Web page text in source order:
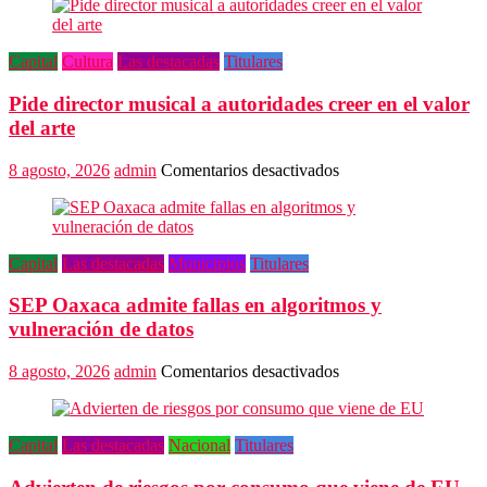
Capital Cultura Las destacadas Titulares
Pide director musical a autoridades creer en el valor
del arte
8 agosto, 2026 admin Comentarios desactivadosen
director
en
del
Capital Las destacadas Municipios Titulares
SEP Oaxaca admite fallas en algoritmos y
vulneración de datos
8 agosto, 2026 admin Comentarios desactivadosen
Oaxaca
Capital Las destacadas Nacional Titulares